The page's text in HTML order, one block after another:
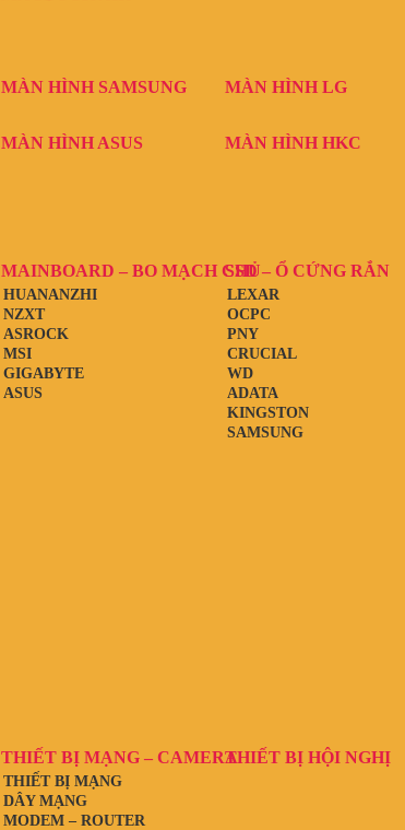
MÀN HÌNH SAMSUNG MÀN HÌNH LG
MÀN HÌNH ASUS
MÀN HÌNH HKC
MAINBOARD – BO MẠCH CHỦ
ASUS
GIGABYTE
MSI
ASROCK
NZXT
HUANANZHI
SSD – Ổ CỨNG RẮN
SAMSUNG
KINGSTON
ADATA
WD
CRUCIAL
PNY
OCPC
LEXAR
THIẾT BỊ MẠNG – CAMERA
THIẾT BỊ MẠNG
MODEM – ROUTER
DÂY MẠNG
THIẾT BỊ HỘI NGHỊ